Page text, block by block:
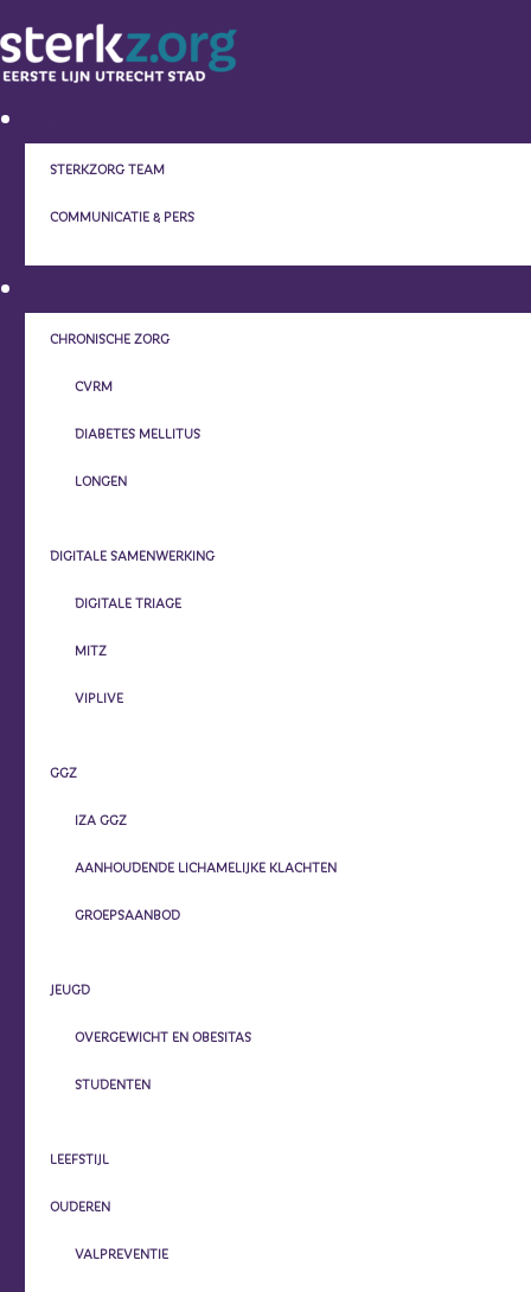
STERKZORG TEAM
COMMUNICATIE & PERS
CHRONISCHE ZORG
CVRM
DIABETES MELLITUS
LONGEN
DIGITALE SAMENWERKING
DIGITALE TRIAGE
MITZ
VIPLIVE
GGZ
IZA GGZ
AANHOUDENDE LICHAMELIJKE KLACHTEN
GROEPSAANBOD
JEUGD
OVERGEWICHT EN OBESITAS
STUDENTEN
LEEFSTIJL
OUDEREN
VALPREVENTIE